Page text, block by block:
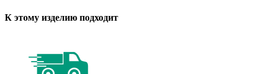
К этому изделию подходит